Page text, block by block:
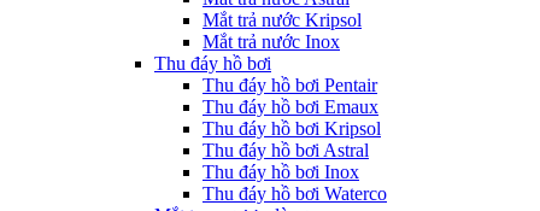
Mắt trả nước Kripsol
Mắt trả nước Inox
Thu đáy hồ bơi
Thu đáy hồ bơi Pentair
Thu đáy hồ bơi Emaux
Thu đáy hồ bơi Kripsol
Thu đáy hồ bơi Astral
Thu đáy hồ bơi Inox
Thu đáy hồ bơi Waterco